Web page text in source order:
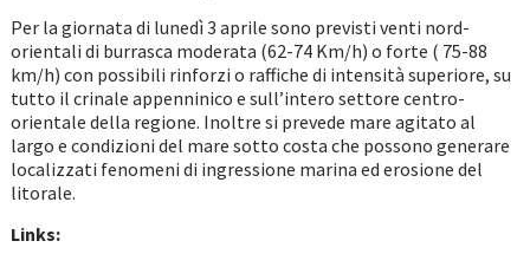
Per la giornata di lunedì 3 aprile sono previsti venti nord-
orientali di burrasca moderata (62-74 Km/h) o forte ( 75-88
km/h) con possibili rinforzi o raffiche di intensità superiore, su
tutto il crinale appenninico e sull’intero settore centro-
orientale della regione. Inoltre si prevede mare agitato al
largo e condizioni del mare sotto costa che possono generare
localizzati fenomeni di ingressione marina ed erosione del
litorale.
Links: